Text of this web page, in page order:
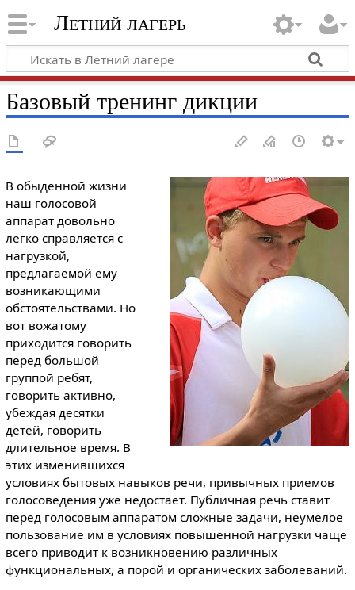
Летний лагерь
Базовый тренинг дикции
В обыденной жизни
наш голосовой
аппарат довольно
легко справляется с
нагрузкой,
предлагаемой ему
возникающими
обстоятельствами. Но
вот вожатому
приходится говорить
перед большой
группой ребят,
говорить активно,
убеждая десятки
детей, говорить
длительное время. В
этих изменившихся
условиях бытовых навыков речи, привычных приемов
голосоведения уже недостает. Публичная речь ставит
перед голосовым аппаратом сложные задачи, неумелое
пользование им в условиях повышенной нагрузки чаще
всего приводит к возникновению различных
функциональных, а порой и органических заболеваний.